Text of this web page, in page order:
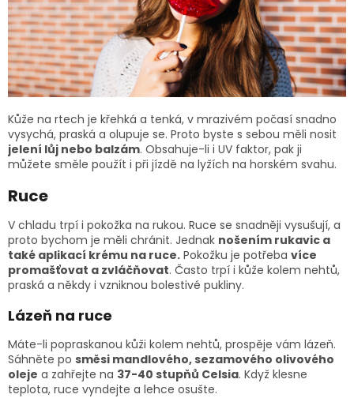
Kůže na rtech je křehká a tenká, v mrazivém počasí snadno
vysychá, praská a olupuje se. Proto byste s sebou měli nosit
jelení lůj nebo balzám. Obsahuje-li i UV faktor, pak ji
můžete směle použít i při jízdě na lyžích na horském svahu.
Ruce
V chladu trpí i pokožka na rukou. Ruce se snadněji vysušují, a
proto bychom je měli chránit. Jednak nošením rukavic a
také aplikací krému na ruce. Pokožku je potřeba více
promašťovat a zvláčňovat. Často trpí i kůže kolem nehtů,
praská a někdy i vzniknou bolestivé pukliny.
Lázeň na ruce
Máte-li popraskanou kůži kolem nehtů, prospěje vám lázeň.
Sáhněte po směsi mandlového, sezamového olivového
oleje a zahřejte na 37-40 stupňů Celsia. Když klesne
teplota, ruce vyndejte a lehce osušte.